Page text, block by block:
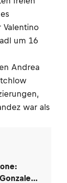
Valentino
um 16
Andrea
war als